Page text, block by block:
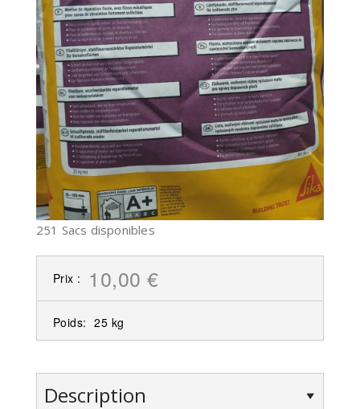
251 Sacs disponibles
Prix : 10,00 €
Poids: 25 kg
Description